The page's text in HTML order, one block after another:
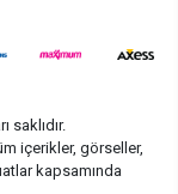
saklıdır.
içerikler, görseller,
kapsamında